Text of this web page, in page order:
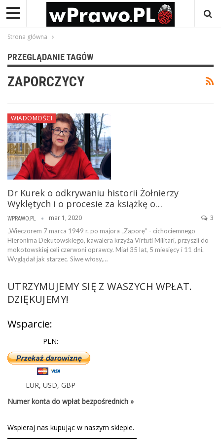
Strona główna
PRZEGLĄDANIE TAGÓW
ZAPORCZYCY
WIADOMOŚCI
Dr Kurek o odkrywaniu historii Żołnierzy
Wyklętych i o procesie za książkę o…
WPRAWO.PL mar 1, 2020 3
„Wieczorem 7 marca 1949 r. po majora „Zaporę” - cichociemnego
Hieronima Dekutowskiego, kawalera krzyża Virtuti Militari, przyszli do
mokotowskiej celi czerwoni oprawcy. Miał 35 lat, 5 miesięcy i 11 dni.
Wyglądał jak starzec. Siwe włosy,…
UTRZYMUJEMY SIĘ Z WASZYCH WPŁAT.
DZIĘKUJEMY!
Wsparcie:
PLN:
EUR, USD, GBP
Numer konta do wpłat bezpośrednich »
Wspieraj nas kupując w naszym sklepie.